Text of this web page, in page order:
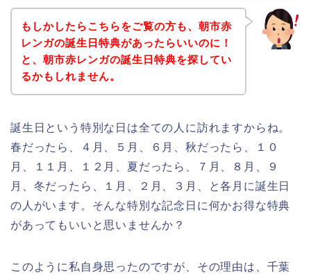
もしかしたらこちらをご覧の方も、朝市赤
レンガの誕生日特典があったらいいのに！
と、朝市赤レンガの誕生日特典を探してい
るかもしれません。
誕生日という特別な日は全ての人に訪れますからね。
春だったら、４月、５月、６月、秋だったら、１０
月、１１月、１２月、夏だったら、７月、８月、９
月、冬だったら、１月、２月、３月、と各月に誕生日
の人がいます。そんな特別な記念日に何かお得な特典
があってもいいと思いませんか？
このように私自身思ったのですが、その理由は、千葉